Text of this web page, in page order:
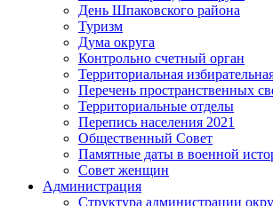
День Шпаковского района
Туризм
Дума округа
Контрольно счетный орган
Территориальная
Перечень пространственных
Территориальные отделы
Перепись населения 2021
Общественный Совет
Памятные даты в военной
Совет женщин
Администрация
Структура администрации